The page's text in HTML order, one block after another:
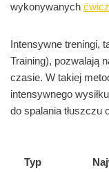
wykonywanych
Intensywne treningi,
Training), pozwalają
czasie. W takiej
intensywnego
do spalania tłuszczu
Typ